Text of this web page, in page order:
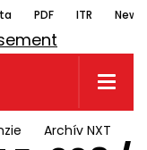
PDF ITR
Archív NXT